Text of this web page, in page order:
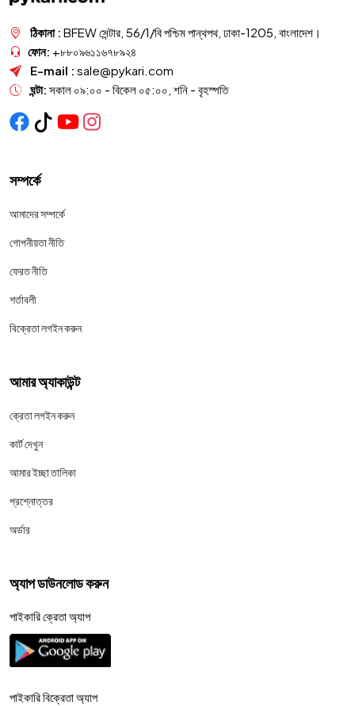
ঠিকানা : BFEW সেন্টার, 56/1/বি পশ্চিম পান্থপথ, ঢাকা-1205, বাংলাদেশ।
ফোন: +৮৮০৯৬১১৬৭৮৯২৪
E-mail : sale@pykari.com
ঘন্টা: সকাল ০৯:০০ - বিকেল ০৫:০০, শনি - বৃহস্পতি
সম্পর্কে
আমাদের সম্পর্কে
গোপনীয়তা নীতি
ফেরত নীতি
শর্তাবলী
বিক্রেতা লগইন করুন
আমার অ্যাকাউন্ট
ক্রেতা লগইন করুন
কার্ট দেখুন
আমার ইচ্ছা তালিকা
প্রশ্নোত্তর
অর্ডার
অ্যাপ ডাউনলোড করুন
পাইকারি ক্রেতা অ্যাপ
পাইকারি বিক্রেতা অ্যাপ